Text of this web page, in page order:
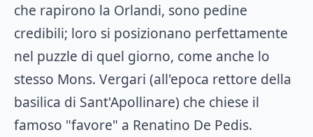
che rapirono la Orlandi, sono pedine
credibili; loro si posizionano perfettamente
nel puzzle di quel giorno, come anche lo
stesso Mons. Vergari (all'epoca rettore della
basilica di Sant'Apollinare) che chiese il
famoso "favore" a Renatino De Pedis.